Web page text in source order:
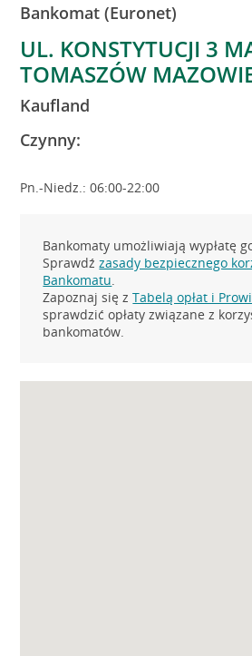
Bankomat (Euronet)
UL. KONSTYTUCJI 3
TOMASZÓW
Kaufland
Czynny:
Pn.-Niedz.: 06:00-22:00
Bankomaty umożliwiają wypłatę
Sprawdźzasady bezpiecznego
Bankomatu.
Zapoznaj się zTabelą opłat i
sprawdzić opłaty związane z
bankomatów.